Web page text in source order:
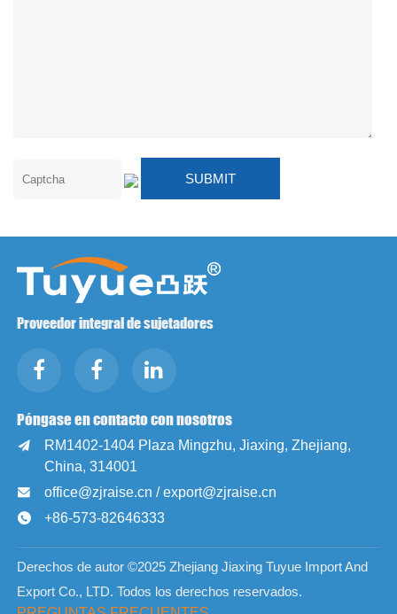
Proveedor integral de sujetadores
Póngase en contacto con nosotros

RM1402-1404 Plaza Mingzhu, Jiaxing, Zhejiang,
China, 314001
 office@zjraise.cn / export@zjraise.cn
 +86-573-82646333
Derechos de autor ©2025 Zhejiang Jiaxing Tuyue Import And
Export Co., LTD. Todos los derechos reservados.